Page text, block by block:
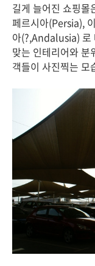
길게 늘어진 쇼핑
페르시아(Persia),
아(?,Andalusia) 로
맞는 인테리어와 분
객들이 사진찍는 모